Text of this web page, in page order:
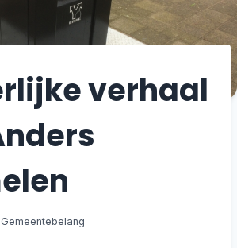
verhaal